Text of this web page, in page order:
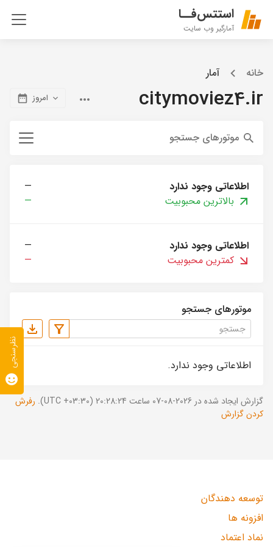
استتس‌فــا
آمارگیر وب سایت
خانه آمار
citymoviez4.ir امروز
موتورهای جستجو
اطلاعاتی وجود ندارد
—
بالاترین محبوبیت
—
اطلاعاتی وجود ندارد
—
کمترین محبوبیت
—
موتورهای جستجو
اطلاعاتی وجود ندارد.
گزارش ایجاد شده در 2026-08-07 ساعت 20:28:24 (UTC +03:30).
رفرش
کردن گزارش
توسعه دهندگان
افزونه ها
نماد اعتماد
نظرسنجی